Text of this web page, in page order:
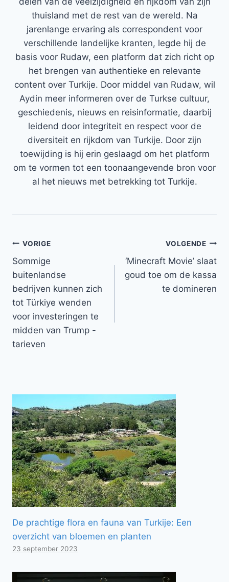
thuisland met de rest van de wereld. Na
jarenlange ervaring als correspondent voor
verschillende landelijke kranten, legde hij de
basis voor Rudaw, een platform dat zich richt op
het brengen van authentieke en relevante
content over Turkije. Door middel van Rudaw, wil
Aydin meer informeren over de Turkse cultuur,
geschiedenis, nieuws en reisinformatie, daarbij
leidend door integriteit en respect voor de
diversiteit en rijkdom van Turkije. Door zijn
toewijding is hij erin geslaagd om het platform
om te vormen tot een toonaangevende bron voor
al het nieuws met betrekking tot Turkije.
Bericht
navigatie
VORIGE
Sommige
buitenlandse
bedrijven kunnen zich
tot Türkiye wenden
voor investeringen te
midden van Trump -
tarieven
VOLGENDE
‘Minecraft Movie’ slaat
goud toe om de kassa
te domineren
De prachtige flora en fauna van Turkije: Een
overzicht van bloemen en planten
23 september 2023